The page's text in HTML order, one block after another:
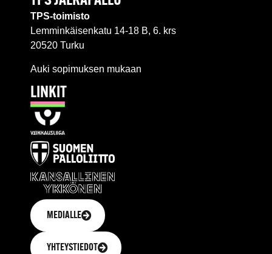
TPS-toimisto
Lemminkäisenkatu 14-18 B, 6. krs
20520 Turku
Auki sopimuksen mukaan
LINKIT
MEDIALLE
YHTEYSTIEDOT